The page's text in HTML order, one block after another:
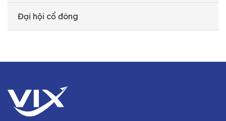
Đại hội cổ đông